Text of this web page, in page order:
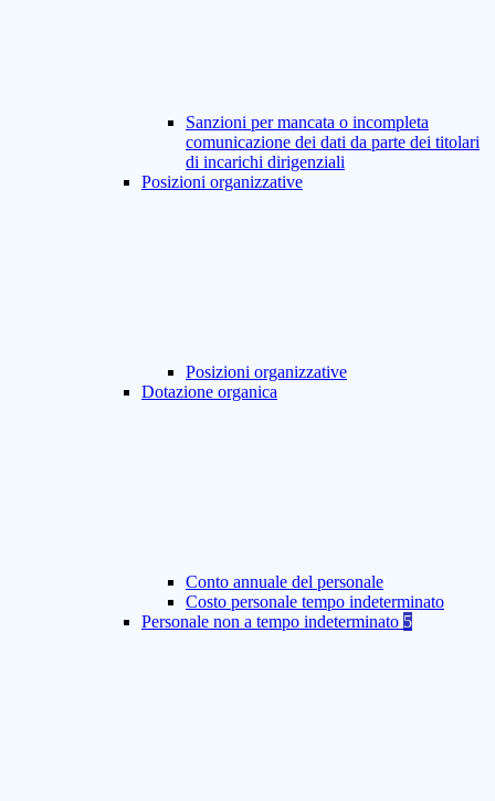
Sanzioni per mancata o incompleta
comunicazione dei dati da parte dei titolari
di incarichi dirigenziali
Posizioni organizzative
Posizioni organizzative
Dotazione organica
Conto annuale del personale
Costo personale tempo indeterminato
Personale non a tempo indeterminato 5